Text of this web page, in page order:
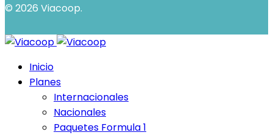
© 2026 Viacoop.
Inicio
Planes
Internacionales
Nacionales
Paquetes Formula 1